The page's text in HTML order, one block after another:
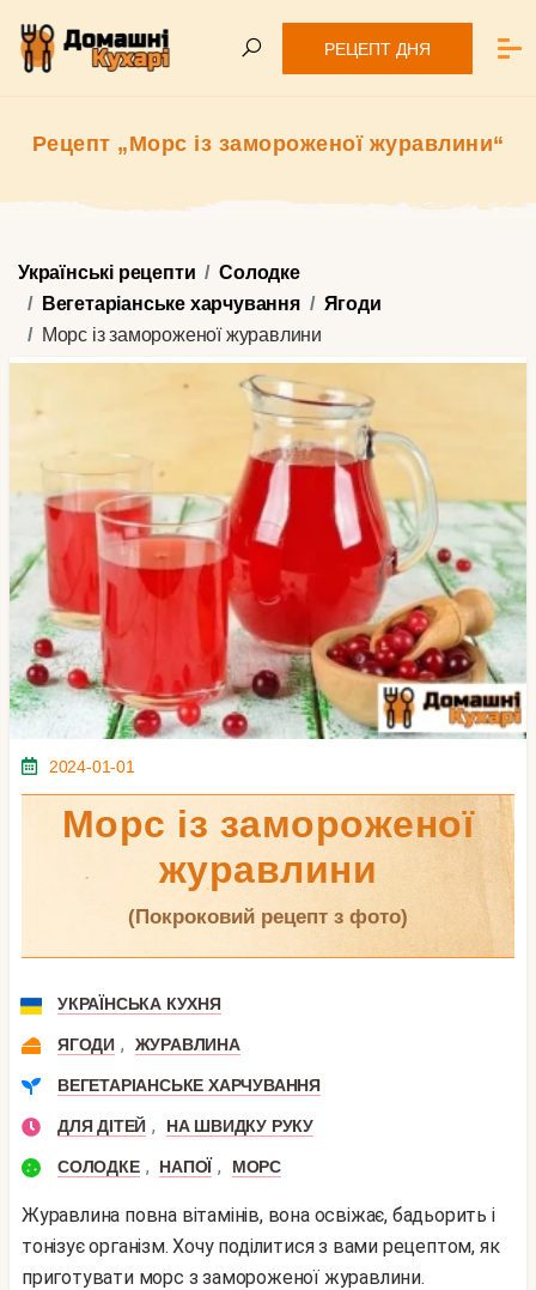
РЕЦЕПТ ДНЯ
Рецепт „Морс із замороженої журавлини“
Українські рецепти
Солодке
Вегетаріанське харчування
Ягоди
Морс із замороженої журавлини
2024-01-01
Морс із замороженої
журавлини
(покроковий рецепт з фото)
УКРАЇНСЬКА КУХНЯ
ЯГОДИ , ЖУРАВЛИНА
ВЕГЕТАРІАНСЬКЕ ХАРЧУВАННЯ
ДЛЯ ДІТЕЙ , НА ШВИДКУ РУКУ
СОЛОДКЕ , НАПОЇ , МОРС
Журавлина повна вітамінів, вона освіжає, бадьорить і
тонізує організм. Хочу поділитися з вами рецептом, як
приготувати морс з замороженої журавлини.